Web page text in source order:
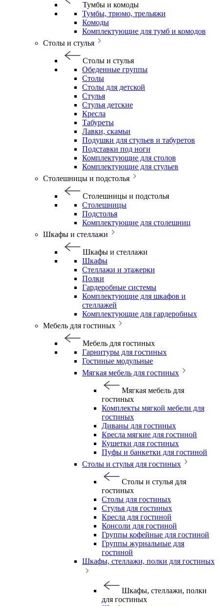
Тумбы и комоды
Тумбы, трюмо, трельяжи
Комоды
Комплектующие для тумб и комодов
Столы и стулья
Столы и стулья
Обеденные группы
Столы
Столы для детской
Стулья
Стулья детские
Кресла
Табуреты
Лавки, скамьи
Подушки для стульев и табуретов
Подставки под ноги
Комплектующие для столов
Комплектующие для стульев
Столешницы и подстолья
Столешницы и подстолья
Столешницы
Подстолья
Комплектующие для столешниц
Шкафы и стеллажи
Шкафы и стеллажи
Шкафы
Стеллажи и этажерки
Полки
Гардеробные системы
Комплектующие для шкафов и
стеллажей
Комплектующие для гардеробных
Мебель для гостиных
Мебель для гостиных
Гарнитуры для гостиных
Гостиные модульные
Мягкая мебель для гостиных
Мягкая мебель для
гостиных
Комплекты мягкой мебели для
гостиных
Диваны для гостиных
Кресла мягкие для гостиной
Кушетки для гостиных
Пуфы и банкетки для гостиной
Столы и стулья для гостиных
Столы и стулья для
гостиных
Столы для гостиных
Стулья для гостиных
Кресла для гостиной
Консоли для гостиной
Группы кофейные для гостиной
Группы журнальные для
гостиной
Шкафы, стеллажи, полки для гостиных
Шкафы, стеллажи, полки
для гостиных